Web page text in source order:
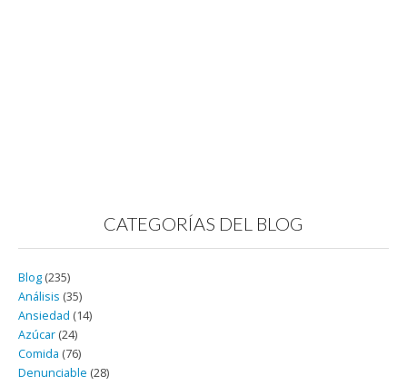
CATEGORÍAS DEL BLOG
Blog (235)
Análisis (35)
Ansiedad (14)
Azúcar (24)
Comida (76)
Denunciable (28)